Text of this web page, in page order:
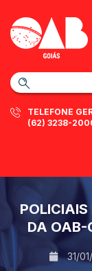
TELEFONE
(62) 3238-
DA OAB-
31/